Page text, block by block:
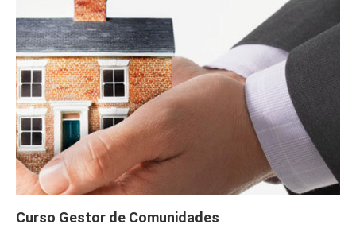
Curso Gestor de Comunidades